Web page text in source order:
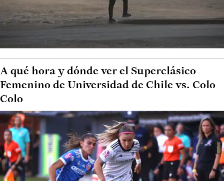
A qué hora y dónde ver el Superclásico
Femenino de Universidad de Chile vs. Colo
Colo